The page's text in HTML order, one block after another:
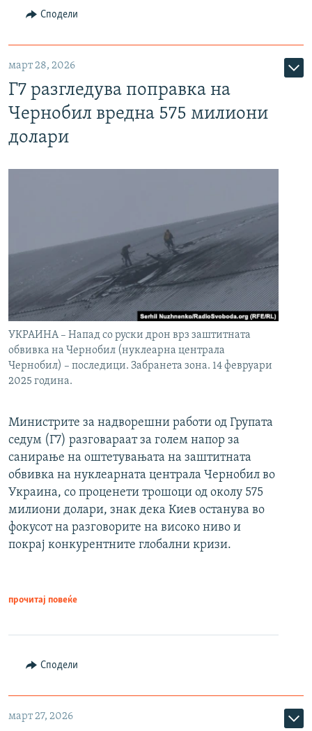
Сподели
март 28, 2026
Г7 разгледува поправка на
Чернобил вредна 575 милиони
долари
УКРАИНА – Напад со руски дрон врз заштитната
обвивка на Чернобил (нуклеарна централа
Чернобил) – последици. Забранета зона. 14 февруари
2025 година.
Министрите за надворешни работи од Групата
седум (Г7) разговараат за голем напор за
санирање на оштетувањата на заштитната
обвивка на нуклеарната централа Чернобил во
Украина, со проценети трошоци од околу 575
милиони долари, знак дека Киев останува во
фокусот на разговорите на високо ниво и
покрај конкурентните глобални кризи.
прочитај повеќе
Сподели
март 27, 2026